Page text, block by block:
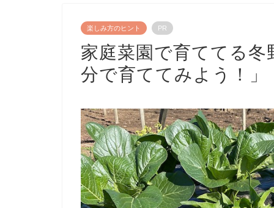
楽しみ方のヒント PR
家庭菜園で育ててる
分で育ててみよう！」